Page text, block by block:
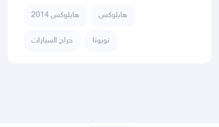
هايلوكس 2014 هايلوكس
حراج السيارات تويوتا